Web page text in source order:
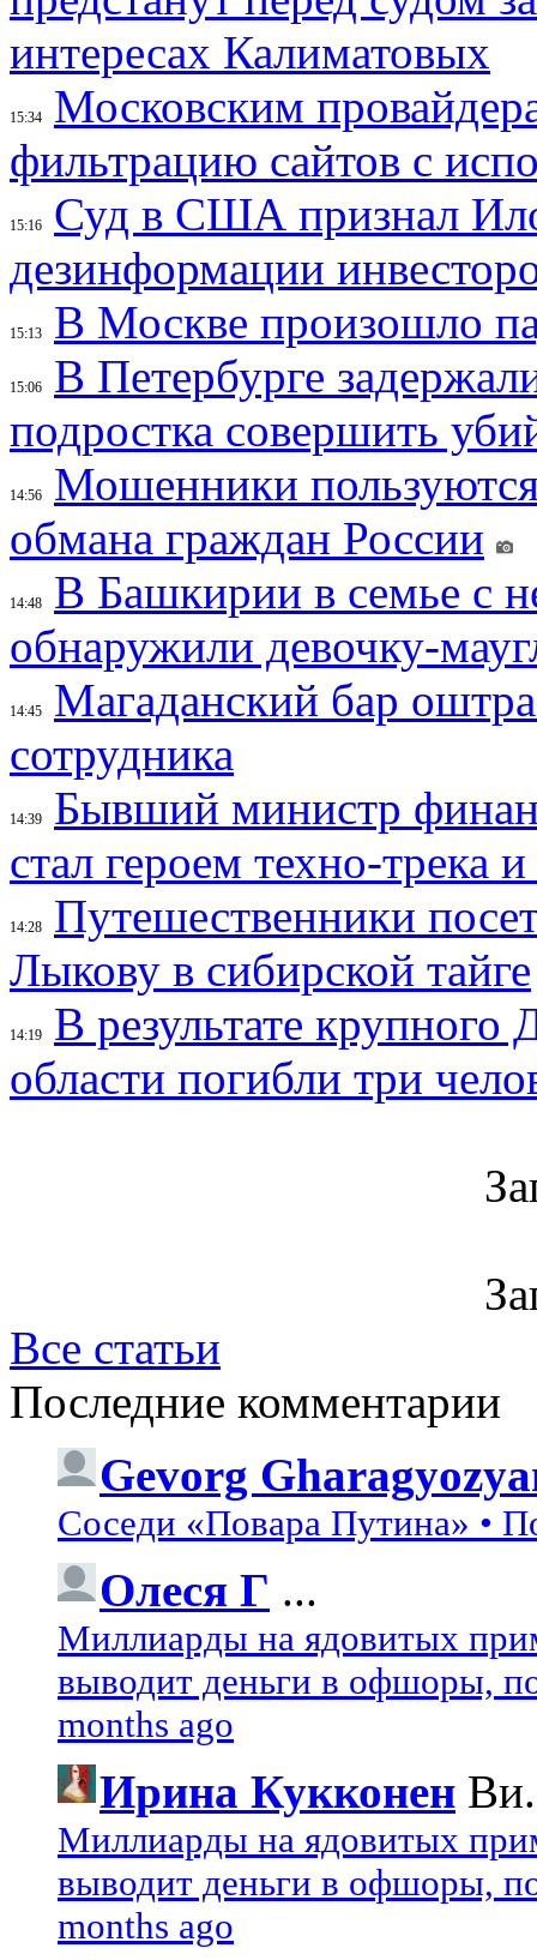
интересах Калиматовых
15:34
Московским
фильтрацию сайтов с
15:16
Суд в США признал
дезинформации
15:13 В Москве произошло
15:06
В Петербурге
подростка совершить
14:56
Мошенники
обмана граждан России
14:48
В Башкирии в семье с
обнаружили девочку-
14:45
Магаданский бар
сотрудника
14:39
Бывший министр
стал героем техно-трека
14:28
Путешественники
Лыкову в сибирской тайге
14:19
В результате крупного
области погибли три
Все статьи
Последние комментарии
Gevorg
Соседи «Повара Путина» •
Олеся Г ...
Миллиарды на ядовитых
выводит деньги в офшоры,
months ago
Ирина Кукконен
Миллиарды на ядовитых
выводит деньги в офшоры,
months ago